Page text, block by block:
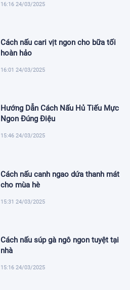
16:16 24/03/2025
Cách nấu cari vịt ngon cho bữa tối
hoàn hảo
16:01 24/03/2025
Hướng Dẫn Cách Nấu Hủ Tiếu Mực
Ngon Đúng Điệu
15:46 24/03/2025
Cách nấu canh ngao dứa thanh mát
cho mùa hè
15:31 24/03/2025
Cách nấu súp gà ngô ngon tuyệt tại
nhà
15:16 24/03/2025